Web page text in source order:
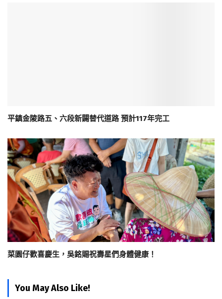
平鎮金陵路五、六段新闢替代道路 預計117年完工
菜園仔歡喜慶生，吳銘賜祝壽星們身體健康！
You May Also Like!